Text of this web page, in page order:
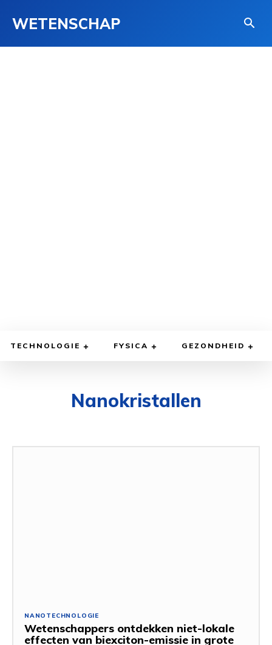
WETENSCHAP
TECHNOLOGIE FYSICA GEZONDHEID
Nanokristallen
NANOTECHNOLOGIE
Wetenschappers ontdekken niet-lokale
effecten van biexciton-emissie in grote